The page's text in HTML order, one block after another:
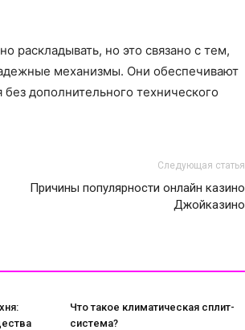
раскладывать, но это связано с тем,
механизмы. Они обеспечивают
дополнительного технического
Следующая статья
Причины популярности онлайн казино
Джойказино
Что такое климатическая сплит-
система?